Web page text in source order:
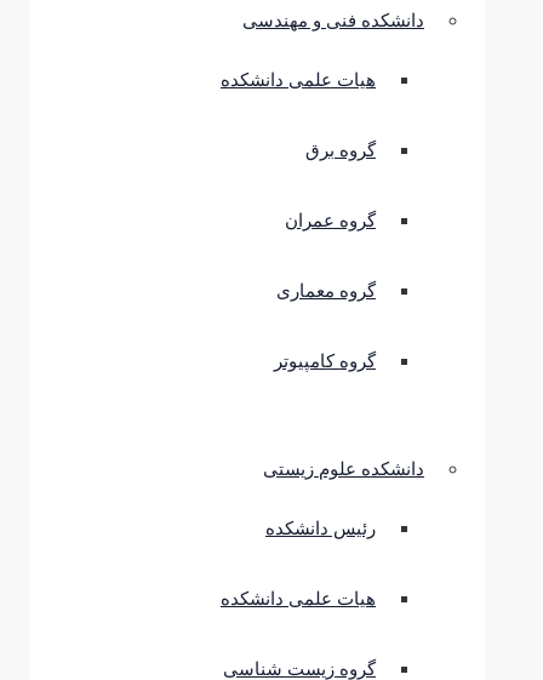
دانشکده فنی و مهندسی
هیات علمی دانشکده
گروه برق
گروه عمران
گروه معماری
گروه کامپیوتر
دانشکده علوم زیستی
رئیس دانشکده
هیات علمی دانشکده
گروه زیست شناسی